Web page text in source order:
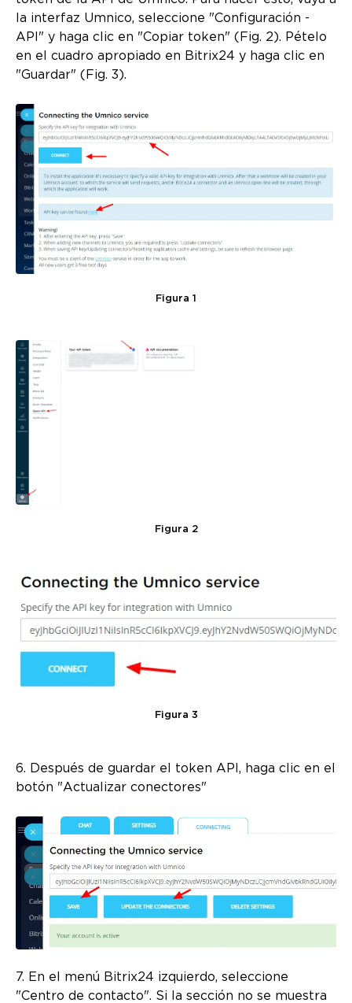
la interfaz Umnico, seleccione "Configuración -
API" y haga clic en "Copiar token" (Fig. 2). Pételo
en el cuadro apropiado en Bitrix24 y haga clic en
"Guardar" (Fig. 3).
Figura 1
Figura 2
Figura 3
6. Después de guardar el token API, haga clic en el
botón "Actualizar conectores"
7. En el menú Bitrix24 izquierdo, seleccione
"Centro de contacto". Si la sección no se muestra